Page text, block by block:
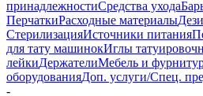
принадлежностиСредства ухода
ПерчаткиРасходные материалы
СтерилизацияИсточники питания
для тату машинокИглы
лейкиДержателиМебель и
оборудованияДоп. услуги/Спец.
-